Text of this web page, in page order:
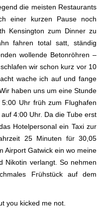
die meisten Restaurants
einer kurzen Pause noch
Kensington zum Dinner zu
fahren total satt, ständig
wollende Betonröhren –
wir schon kurz vor 10
wache ich auf und fange
haben uns um eine Stunde
Uhr früh zum Flughafen
4:00 Uhr. Da die Tube erst
Hotelpersonal ein Taxi zur
25 Minuten für 30,05
Airport Gatwick ein wo meine
Nikotin verlangt. So nehmen
Frühstück auf dem
you kicked me not.